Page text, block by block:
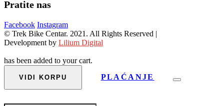
Pratite nas
Facebook Instagram
© Trek Bike Centar. 2021. All Rights Reserved |
Development by Lilium Digital
has been added to your cart.
VIDI KORPU PLAĆANJE